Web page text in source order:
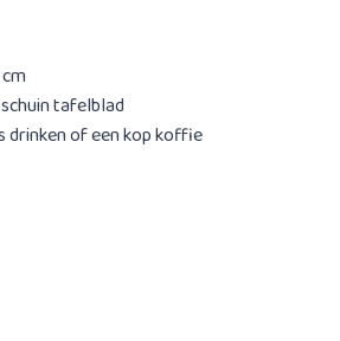
tafelblad
drinken of een kop koffie